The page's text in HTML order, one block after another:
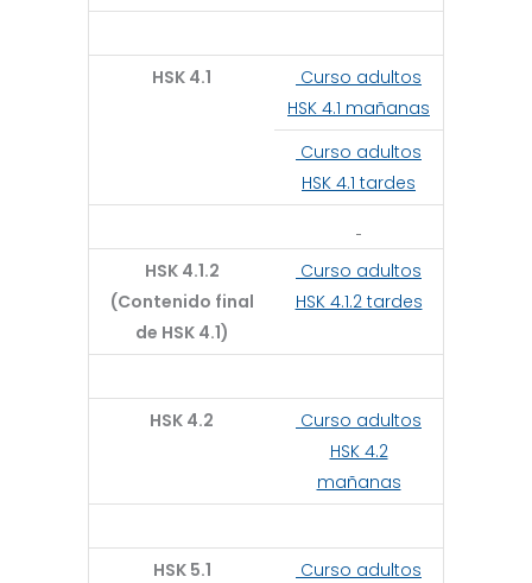
HSK 4.1
Curso adultos
HSK 4.1 mañanas
Curso adultos
HSK 4.1 tardes
HSK 4.1.2
(Contenido final
de HSK 4.1)
Curso adultos
HSK 4.1.2 tardes
HSK 4.2
Curso adultos
HSK 4.2
mañanas
HSK 5.1
Curso adultos